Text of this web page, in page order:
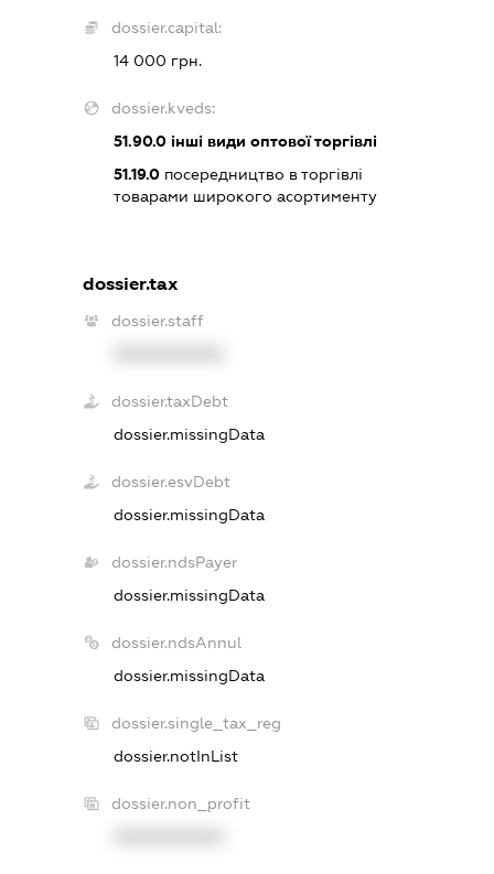
dossier.capital:
14 000 грн.
dossier.kveds:
51.90.0 інші види оптової торгівлі
51.19.0 посередництво в торгівлі
товарами широкого асортименту
dossier.tax
dossier.staff
dossier.taxDebt
dossier.missingData
dossier.esvDebt
dossier.missingData
dossier.ndsPayer
dossier.missingData
dossier.ndsAnnul
dossier.missingData
dossier.single_tax_reg
dossier.notInList
dossier.non_profit